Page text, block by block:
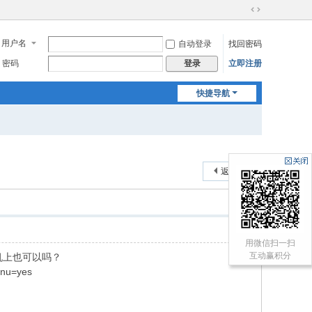
切
到
宽
用户名 自动登录
找回密码
密码
登录 立即注册
快捷导航
返回列表
也可以吗？
用微信扫一扫
互动赢积分